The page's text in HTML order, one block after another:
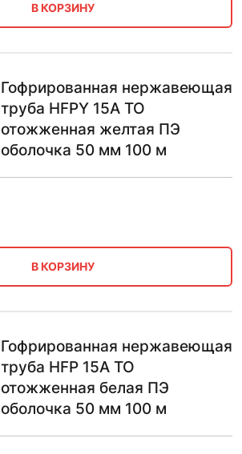
В КОРЗИНУ
Гофрированная нержавеющая
труба HFPY 15A ТО
отожженная желтая ПЭ
оболочка 50 мм 100 м
В КОРЗИНУ
Гофрированная нержавеющая
труба HFP 15A ТО
отожженная белая ПЭ
оболочка 50 мм 100 м